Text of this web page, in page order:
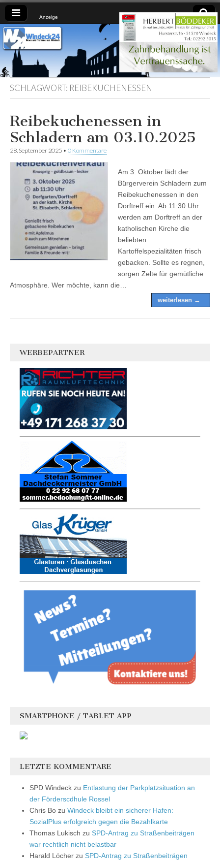
Anzeige
Windeck24
Nachrichten
aus dem
Ländchen
für das
Ländchen
SCHLAGWORT: REIBEKUCHENESSEN
Reibekuchenessen in
Schladern am 03.10.2025
28. September 2025 • 0 Kommentare
Am 3. Oktober lädt der
Bürgerverein Schladern zum
Reibekuchenessen in den
Dorftreff ein. Ab 11:30 Uhr
werden am Dorftreff an der
katholischen Kirche die
beliebten
Kartoffelspezialitäten frisch
gebacken. Sollte es regnen,
sorgen Zelte für gemütliche
Atmosphäre. Wer möchte, kann die…
weiterlesen →
WERBEPARTNER
SMARTPHONE / TABLET APP
LETZTE KOMMENTARE
SPD Windeck zu Entlastung der Parkplatzsituation an
der Förderscdhule Rossel
Chris Bo zu Windeck bleibt ein sicherer Hafen:
SozialPlus erfolgreich gegen die Bezahlkarte
Thomas Lukisch zu SPD-Antrag zu Straßenbeiträgen
war rechtlich nicht belastbar
Harald Löcher zu SPD-Antrag zu Straßenbeiträgen